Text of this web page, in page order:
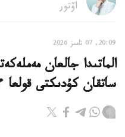
اۆتور
20:09, 07 تامىز 2026
الماتىدا جالعان
ساتقان كۇدىكتى قولعا